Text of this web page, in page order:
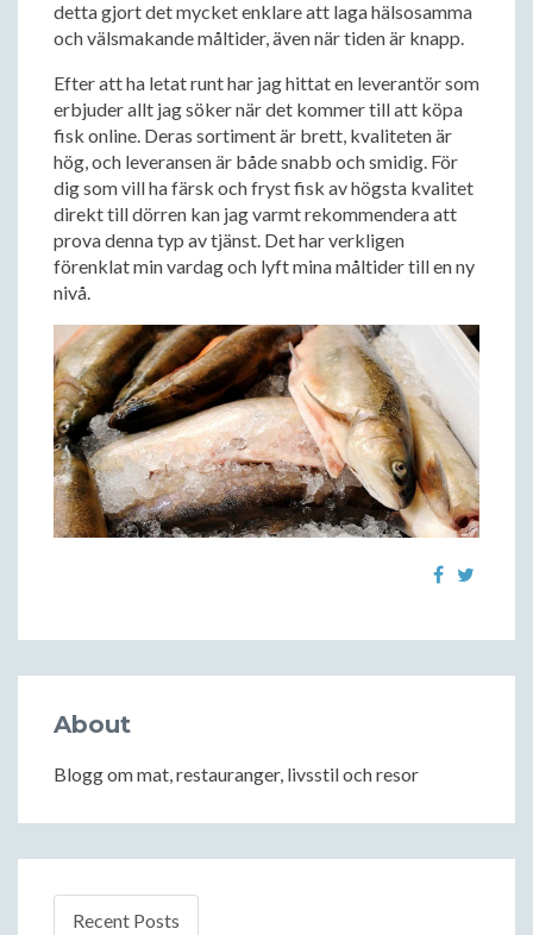
detta gjort det mycket enklare att laga hälsosamma
och välsmakande måltider, även när tiden är knapp.
Efter att ha letat runt har jag hittat en leverantör som
erbjuder allt jag söker när det kommer till att köpa
fisk online. Deras sortiment är brett, kvaliteten är
hög, och leveransen är både snabb och smidig. För
dig som vill ha färsk och fryst fisk av högsta kvalitet
direkt till dörren kan jag varmt rekommendera att
prova denna typ av tjänst. Det har verkligen
förenklat min vardag och lyft mina måltider till en ny
nivå.
About
Blogg om mat, restauranger, livsstil och resor
Recent Posts